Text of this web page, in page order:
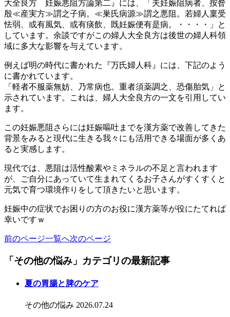
大全良方 妊娠悪阻方論第二』には、「夫妊娠阻病者、按昝
殷≪産実方≫謂之子病。≪巣氏病源≫謂之悪阻。若婦人稟受
怯弱、或有風気、或有痰飲、既妊娠便有是病。・・・・」と
しています。余談ですがこの婦人大全良方は後世の婦人科領
域に多大な影響を与えています。
例えば明の時代に書かれた『万氏婦人科』には、下記のよう
に書かれています。
「軽者不服薬無妨、乃常病也。重者須薬調之、恐傷胎気」と
示されています。これは、婦人大全良方の一文を引用してい
ます。
この妊娠悪阻さらには妊娠嘔吐までを漢方薬で改善してきた
背景をみると現代に生きる我々にも活用できる場面が多くあ
ると実感します。
現代では、悪阻は活性酸素やミネラルの不足と言われます
が、ご自分にあっていて生まれてくるお子さんがすくすくと
元気で育つ環境作りをして頂きたいと思います。
妊娠中の症状でお困りの方のお役に漢方薬等が役にたてれば
幸いですｗ
前のページ一覧へ次のページ
「その他の悩み」カテゴリの最新記事
夏の胃腸と脾のケア
その他の悩み 2026.07.24